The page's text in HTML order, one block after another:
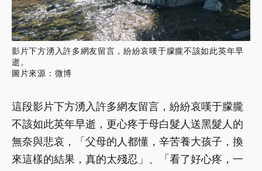
影片下方湧入許多網友留言，紛紛哀嘆于朦朧不該如此英年早
逝。
圖片來源：微博
這段影片下方湧入許多網友留言，紛紛哀嘆于朦朧
不該如此英年早逝，更心疼于母白髮人送黑髮人的
無奈與悲哀，「父母的人都懂，辛苦養大孩子，換
來這樣的結果，真的太殘忍」、「看了好心疼，一